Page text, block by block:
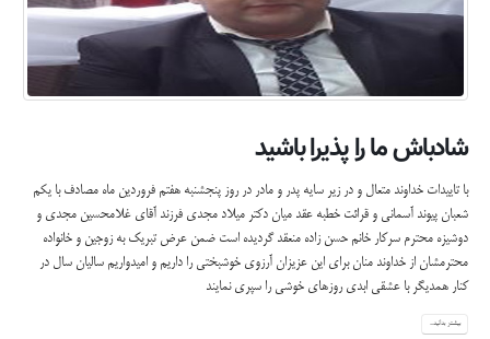
شادباش ما را پذیرا باشید
با تاییدات خداوند متعال و در زیر سایه پدر و مادر در روز پنجشنبه هفتم فروردین ماه مصادف با یکم
شعبان پیوند آسمانی و قرائت خطبه عقد میان دکتر میلاد مجدی فرزند آقای غلامحسین مجدی و
دوشیزه محترم سرکار خانم حسن زاده منعقد گردیده است ضمن عرض تبریک به زوجین و خانواده
محترمشان از خداوند منان برای این عزیزان آرزوی خوشبختی را داریم و امیدواریم سالیان سال در
کنار همدیگر با عشقی ابدی روزهای خوشی را سپری نمایند
بیشتر بدانید...